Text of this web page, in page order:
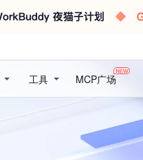
工具 MCP广场